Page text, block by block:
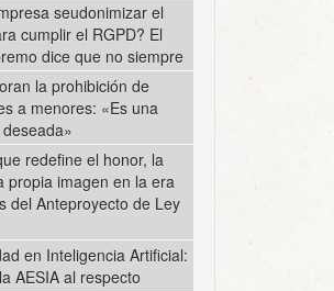
seudonimizar el
cumplir el RGPD? El
dice que no siempre
la prohibición de
a menores: «Es una
redefine el honor, la
propia imagen en la era
del Anteproyecto de Ley
en Inteligencia Artificial:
AESIA al respecto